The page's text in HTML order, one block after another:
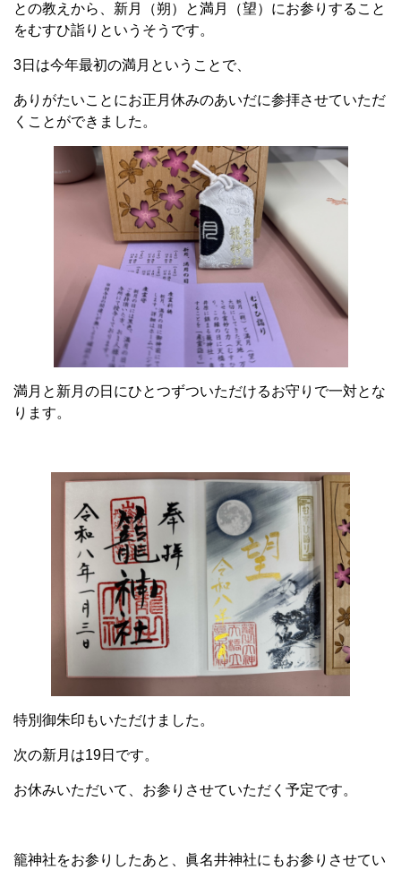
との教えから、新月（朔）と満月（望）にお参りすること
をむすひ詣りというそうです。
3日は今年最初の満月ということで、
ありがたいことにお正月休みのあいだに参拝させていただ
くことができました。
満月と新月の日にひとつずついただけるお守りで一対とな
ります。
特別御朱印もいただけました。
次の新月は19日です。
お休みいただいて、お参りさせていただく予定です。
籠神社をお参りしたあと、眞名井神社にもお参りさせてい